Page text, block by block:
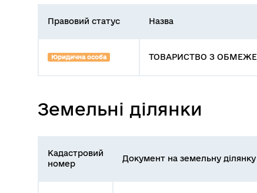
Правовий статус Назва
Юридична особа ТОВАРИСТВО З
Земельні ділянки
Кадастровий
номер
Документ на земельну ділянку